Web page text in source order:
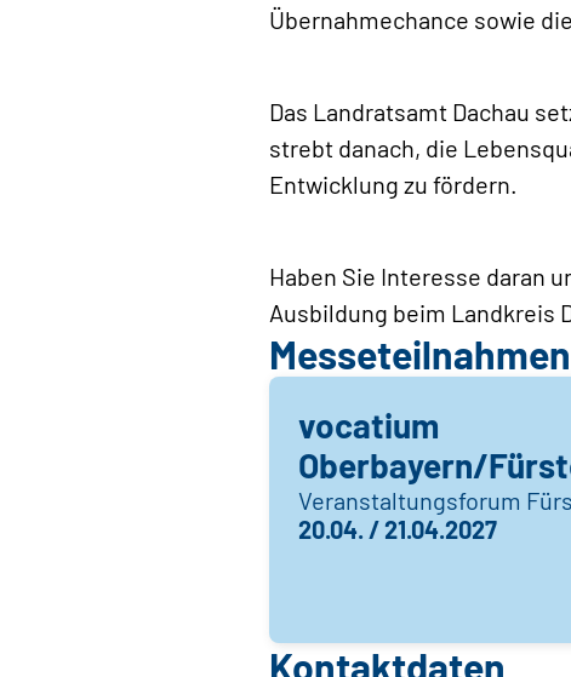
Übernahmechance sowie
Das Landratsamt Dachau
strebt danach, die
Entwicklung zu fördern.
Haben Sie Interesse daran
Ausbildung beim Landkreis
Messeteilnahmen
vocatium
Oberbayern/
Veranstaltungsforum
20.04. / 21.04.2027
Kontaktdaten